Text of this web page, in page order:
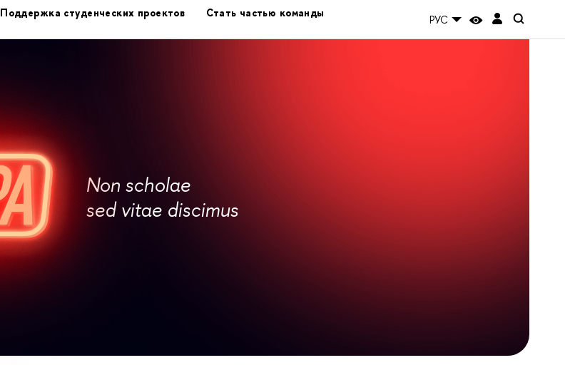
Поддержка студенческих проектов
Стать частью команды
РУС
Non scholae
sed vitae discimus